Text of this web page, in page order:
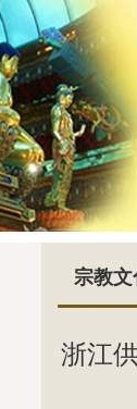
宗教文
浙江